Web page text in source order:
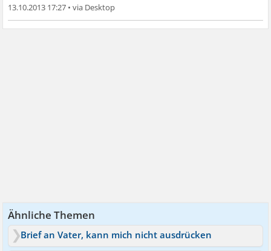
13.10.2013 17:27 •
Ähnliche Themen
Brief an Vater, kann mich nicht ausdrücken